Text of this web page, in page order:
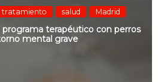
tratamiento salud Madrid
terapéutico con perros
mental grave